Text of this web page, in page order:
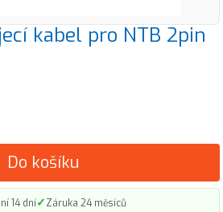
kabel pro NTB 2pin
Do košíku
14 dní✓Záruka 24 měsíců